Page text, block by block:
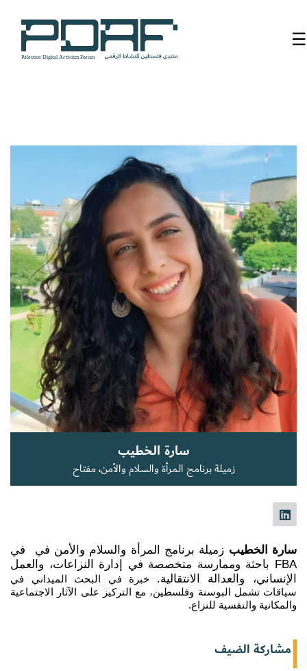
من
نحن
مدربون
ومتحدثون
سنوات
سابقة
سجل الآن
EN
☰
سارة الخطيب
زميلة برنامج المرأة والسلام والأمن، مفتاح
سارة الخطيب زميلة برنامج المرأة والسلام والأمن في
الإنساني، والعدالة الانتقالية.
والمكانية والنفسية للنزاع.
مشاركة الضيف